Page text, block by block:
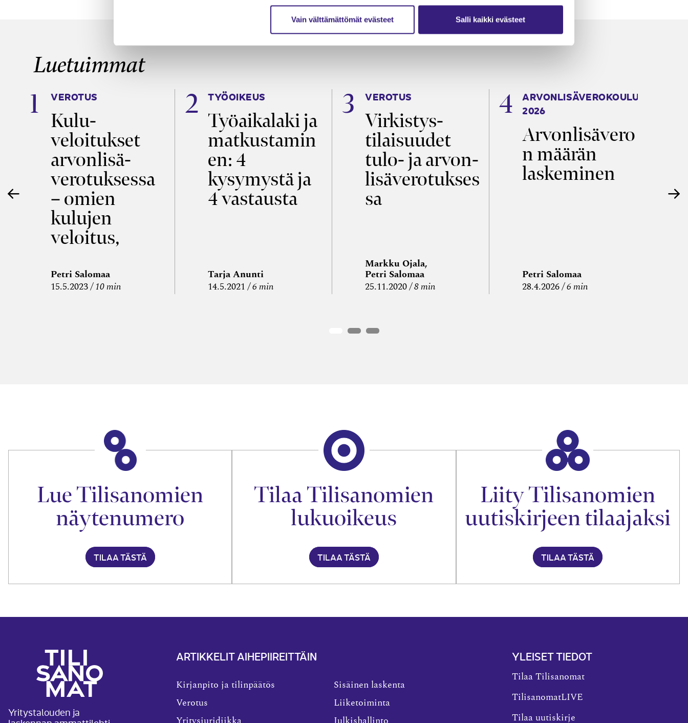
Vain välttämättömät evästeet Salli kaikki evästeet
Luetuimmat
VEROTUS
Kulu­
veloitukset
arvon­lisä­
verotuksessa
– omien
kulujen
veloitus,
edelleen­
veloitus ja
Petri Salomaa
15.5.2023 10 min
TYÖOIKEUS
Työaikalaki ja
matkustamin
en: 4
kysymystä ja
4 vastausta
Tarja Anunti
14.5.2021
6 min
VEROTUS
Virkistys­
tilaisuudet
tulo- ja arvon­
lisäverotukses
sa
Markku Ojala,
Petri Salomaa
25.11.2020 8 min
ARVONLISÄVEROKOULU
2026
Arvonlisävero
n määrän
laskeminen
Petri Salomaa
28.4.2026 6 min
Lue Tilisanomien
näytenumero
TILAA TÄSTÄ
Tilaa Tilisanomien
lukuoikeus
TILAA TÄSTÄ
Liity Tilisanomien
uutiskirjeen tilaajaksi
TILAA TÄSTÄ
Yritystalouden ja
ARTIKKELIT AIHEPIIREITTÄIN
Kirjanpito ja tilinpäätös
Verotus
Yritysjuridiikka
Sisäinen laskenta
Liiketoiminta
Julkishallinto
YLEISET TIEDOT
Tilaa Tilisanomat
TilisanomatLIVE
Tilaa uutiskirje